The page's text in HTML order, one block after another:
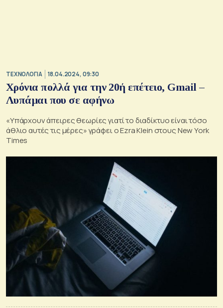
ΤΕΧΝΟΛΟΓΙΑ 18.04.2024, 09:30
Χρόνια πολλά για την 20ή επέτειο, Gmail –
Λυπάμαι που σε αφήνω
«Υπάρχουν άπειρες θεωρίες γιατί το διαδίκτυο είναι τόσο
άθλιο αυτές τις μέρες» γράφει ο Ezra Klein στους New York
Times